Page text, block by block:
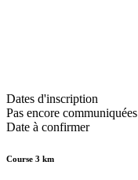
Dates d'inscription
Pas encore communiquées
Date à confirmer
Course 3 km